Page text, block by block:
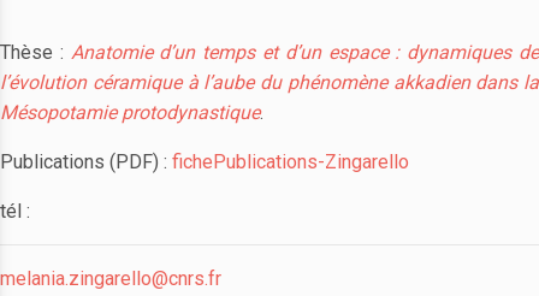
Thèse : Anatomie d’un temps et d’un espace : dynamiques de
l’évolution céramique à l’aube du phénomène akkadien dans la
Mésopotamie protodynastique.
Publications (PDF) : fichePublications-Zingarello
tél :
melania.zingarello@cnrs.fr